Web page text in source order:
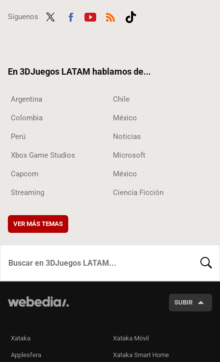
Síguenos
En 3DJuegos LATAM hablamos de...
Argentina Chile
Colombia México
Perú Noticias
Xbox Game Studios Microsoft
Capcom México
Streaming Ciencia Ficción
VER MÁS TEMAS
SUBIR
Xataka Xataka Móvil
Applesfera Xataka Smart Home